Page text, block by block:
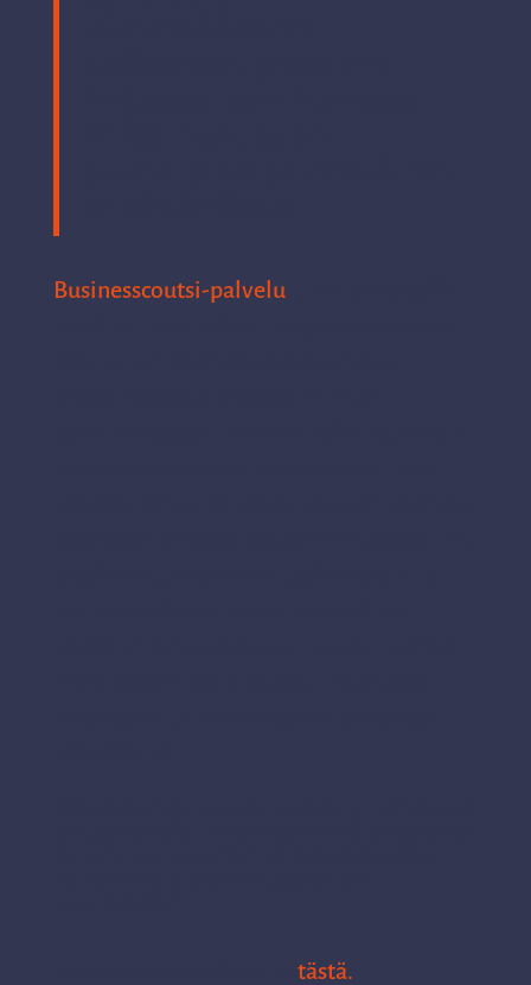
Businesscoutsi-palveluei ole pelkästään
tästä.